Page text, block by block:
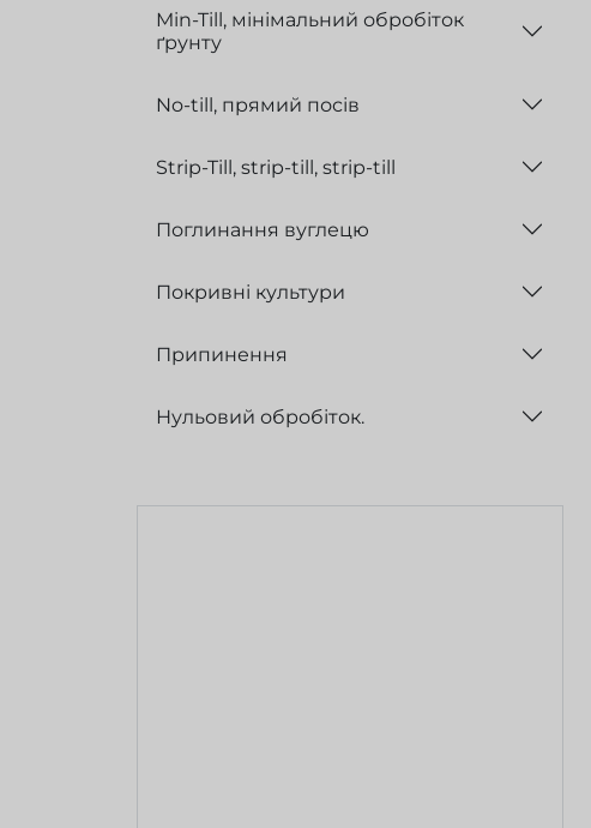
Min-Till, мінімальний обробіток
ґрунту
No-till, прямий посів
Strip-Till, strip-till, strip-till
Поглинання вуглецю
Покривні культури
Припинення
Нульовий обробіток.